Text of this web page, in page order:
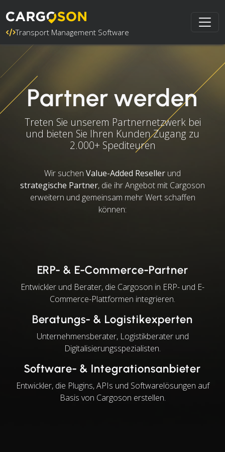
Transport Management Software
Partner werden
Treten Sie unserem Partnernetzwerk bei
und bieten Sie Ihren Kunden Zugang zu
2.000+ Spediteuren
Wir suchen Value-Added Reseller und
strategische Partner, die ihr Angebot mit Cargoson
erweitern und gemeinsam mehr Wert schaffen
können:
ERP- & E-Commerce-Partner
Entwickler und Berater, die Cargoson in ERP- und E-
Commerce-Plattformen integrieren.
Beratungs- & Logistikexperten
Unternehmensberater, Logistikberater und
Digitalisierungsspezialisten.
Software- & Integrationsanbieter
Entwickler, die Plugins, APIs und Softwarelösungen auf
Basis von Cargoson erstellen.